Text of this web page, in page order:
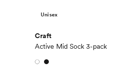
Unisex
Craft
Active Mid Sock 3-pack